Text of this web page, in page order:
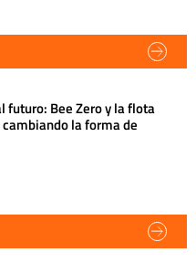
futuro: Bee Zero y la flota
la forma de